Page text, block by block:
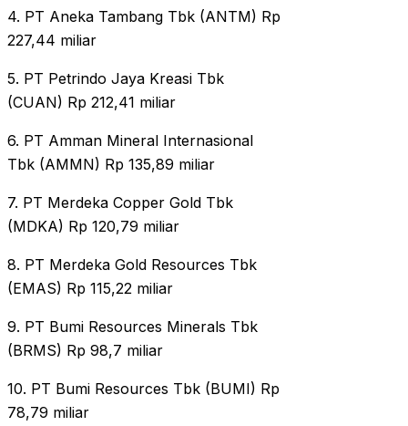
4. PT Aneka Tambang Tbk (ANTM) Rp
227,44 miliar
5. PT Petrindo Jaya Kreasi Tbk
(CUAN) Rp 212,41 miliar
6. PT Amman Mineral Internasional
Tbk (AMMN) Rp 135,89 miliar
7. PT Merdeka Copper Gold Tbk
(MDKA) Rp 120,79 miliar
8. PT Merdeka Gold Resources Tbk
(EMAS) Rp 115,22 miliar
9. PT Bumi Resources Minerals Tbk
(BRMS) Rp 98,7 miliar
10. PT Bumi Resources Tbk (BUMI) Rp
78,79 miliar